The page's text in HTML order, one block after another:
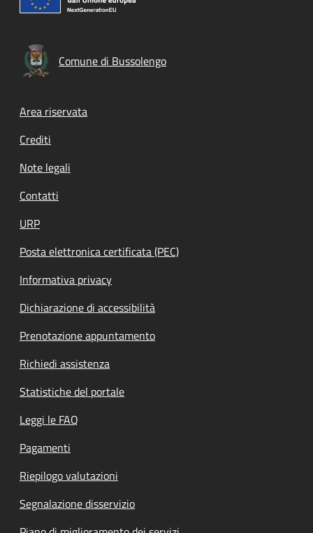
Comune di Bussolengo
Footer menu
Area riservata
Crediti
Note legali
Contatti
URP
Posta elettronica certificata (PEC)
Informativa privacy
Dichiarazione di accessibilità
Prenotazione appuntamento
Richiedi assistenza
Statistiche del portale
Leggi le FAQ
Pagamenti
Riepilogo valutazioni
Segnalazione disservizio